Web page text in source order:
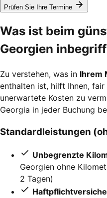
Prüfen Sie Ihre Termine
Was ist beim
Georgien
Zu verstehen, was in Ihrem
enthalten ist, hilft Ihnen,
unerwartete Kosten zu
Georgia in jeder Buchung
Standardleistungen
Unbegrenzte
Georgien ohne
2 Tagen)